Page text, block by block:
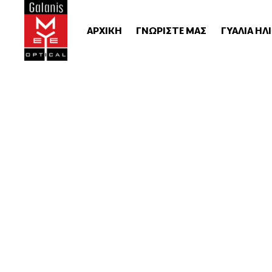
ΑΡΧΙΚΗ ΓΝΩΡΙΣΤΕ ΜΑΣ ΓΥΑΛΙΑ